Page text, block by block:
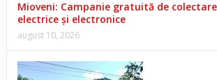
Mioveni: Campanie gratuită de
electrice și electronice
august 10, 2026